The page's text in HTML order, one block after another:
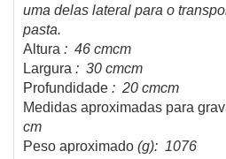
uma delas lateral para o
pasta.
Altura : 46 cmcm
Largura : 30 cmcm
Profundidade : 20 cmcm
Medidas aproximadas para
cm
Peso aproximado (g): 1076